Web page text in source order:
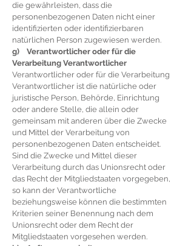
die gewährleisten, dass die
personenbezogenen Daten nicht einer
identifizierten oder identifizierbaren
natürlichen Person zugewiesen werden.
g) Verantwortlicher oder für die
Verarbeitung Verantwortlicher
Verantwortlicher oder für die Verarbeitung
Verantwortlicher ist die natürliche oder
juristische Person, Behörde, Einrichtung
oder andere Stelle, die allein oder
gemeinsam mit anderen über die Zwecke
und Mittel der Verarbeitung von
personenbezogenen Daten entscheidet.
Sind die Zwecke und Mittel dieser
Verarbeitung durch das Unionsrecht oder
das Recht der Mitgliedstaaten vorgegeben,
so kann der Verantwortliche
beziehungsweise können die bestimmten
Kriterien seiner Benennung nach dem
Unionsrecht oder dem Recht der
Mitgliedstaaten vorgesehen werden.